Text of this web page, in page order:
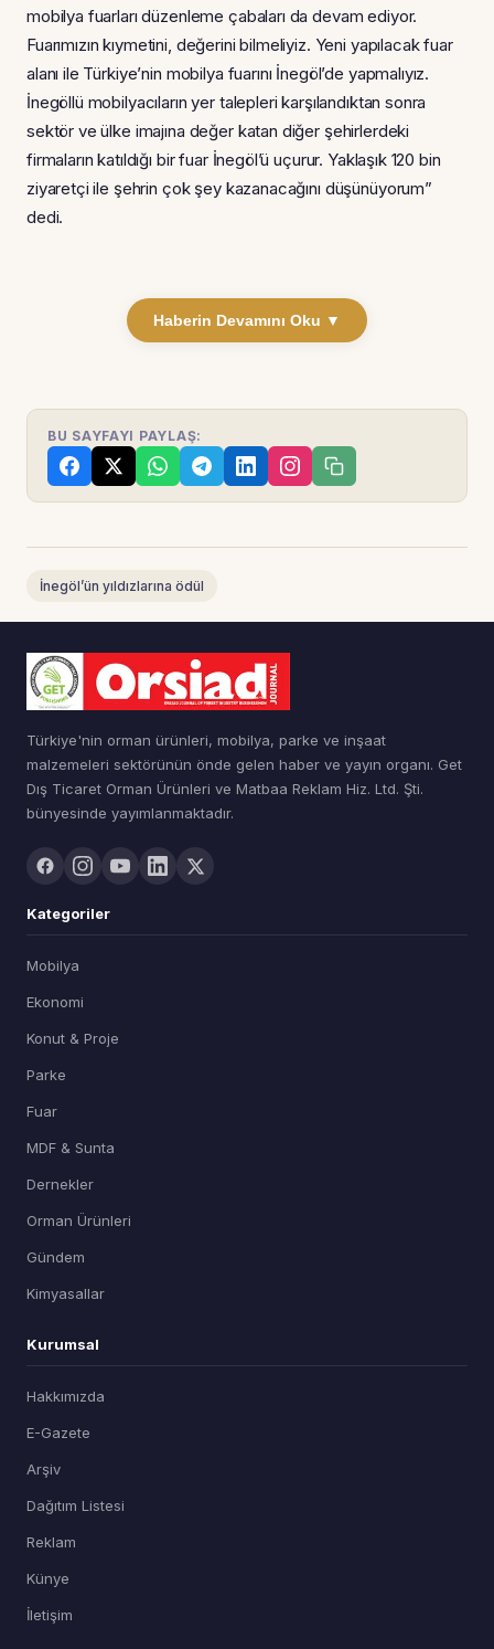
mobilya fuarları düzenleme çabaları da devam ediyor.
Fuarımızın kıymetini, değerini bilmeliyiz. Yeni yapılacak fuar
alanı ile Türkiye’nin mobilya fuarını İnegöl’de yapmalıyız.
İnegöllü mobilyacıların yer talepleri karşılandıktan sonra
sektör ve ülke imajına değer katan diğer şehirlerdeki
firmaların katıldığı bir fuar İnegöl’ü uçurur. Yaklaşık 120 bin
ziyaretçi ile şehrin çok şey kazanacağını düşünüyorum”
dedi.
Haberin Devamını Oku ▼
BU SAYFAYI PAYLAŞ:
İnegöl’ün yıldızlarına ödül
Türkiye'nin orman ürünleri, mobilya, parke ve inşaat
malzemeleri sektörünün önde gelen haber ve yayın organı. Get
Dış Ticaret Orman Ürünleri ve Matbaa Reklam Hiz. Ltd. Şti.
bünyesinde yayımlanmaktadır.
Kategoriler
Mobilya
Ekonomi
Konut & Proje
Parke
Fuar
MDF & Sunta
Dernekler
Orman Ürünleri
Gündem
Kimyasallar
Kurumsal
Hakkımızda
E-Gazete
Arşiv
Dağıtım Listesi
Reklam
Künye
İletişim